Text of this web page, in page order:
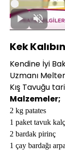
OynatSesi
Aç
Yüklendi :
2.19%
Kek
Kendine İyi
Uzmanı
Kış Tavuğu
Malzemeler;
2 kg patates
1 paket tavuk
2 bardak pirinç
1 çay bardağı